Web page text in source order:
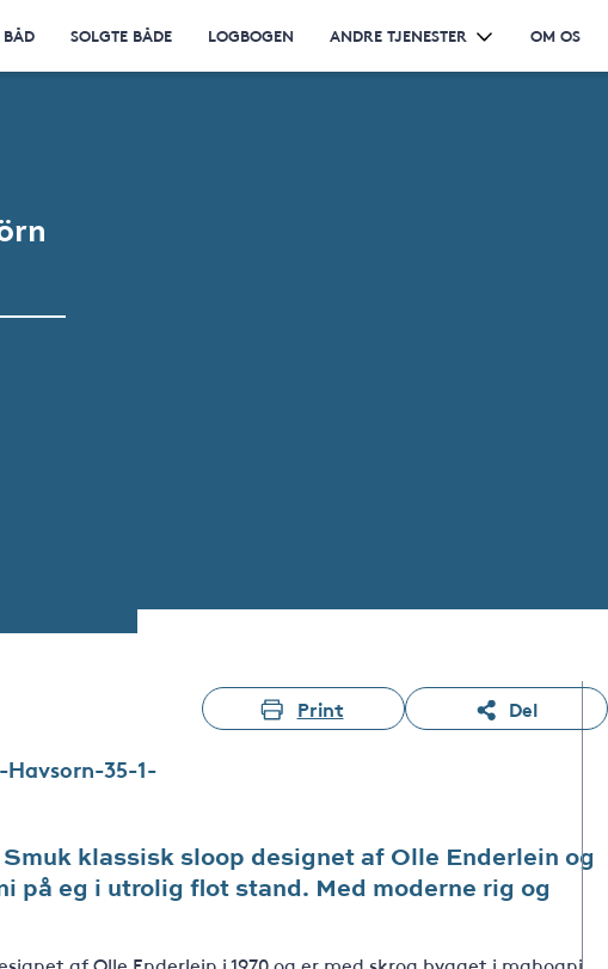
SOLGTE BÅDE LOGBOGEN ANDRE TJENESTER OM OS
Print Del
35-1-
klassisk sloop designet af Olle Enderlein og
på eg i utrolig flot stand. Med moderne rig og